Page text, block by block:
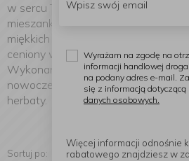
w sercu The Potteries, Pure Morris
mieszankę dziedzictwa
miękkich odcieniach szarości. Serię
ceniony wzór Willow Bough w
Wykonane w Anglii, te piękne
nowoczesnego dziedzictwa do
herbaty.
Sortuj po:
Wyrażam na zgodę na
informacji handlowej
na podany adres e-mail.
się z informacją dotyczącą
danych osobowych.
Więcej informacji odnośnie
rabatowego znajdziesz w